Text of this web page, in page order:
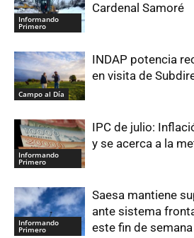
Informando
Primero
Cardenal Samoré
Campo al Día
INDAP potencia
en visita de
Informando
Primero
IPC de julio:
y se acerca a la
Informando
Primero
Saesa mantiene
ante sistema
este fin de semana